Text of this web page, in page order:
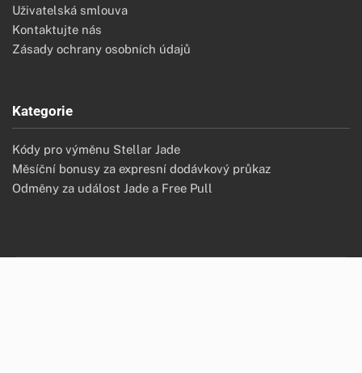
Uživatelská smlouva
Kontaktujte nás
Zásady ochrany osobních údajů
Kategorie
Kódy pro výměnu Stellar Jade
Měsíční bonusy za expresní dodávkový průkaz
Odměny za událost Jade a Free Pull